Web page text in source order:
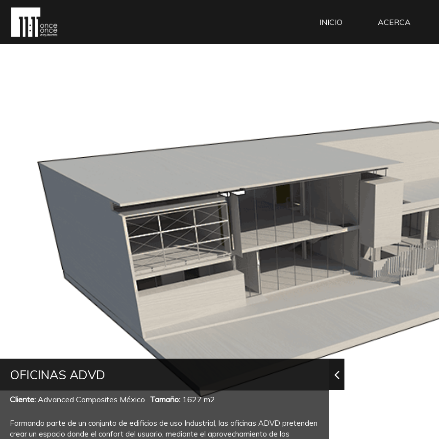
INICIO ACERCA
OFICINAS ADVD
Cliente: Advanced Composites México Tamaño: 1627 m2
Formando parte de un conjunto de edificios de uso Industrial, las oficinas ADVD pretenden
crear un espacio donde el confort del usuario, mediante el aprovechamiento de los